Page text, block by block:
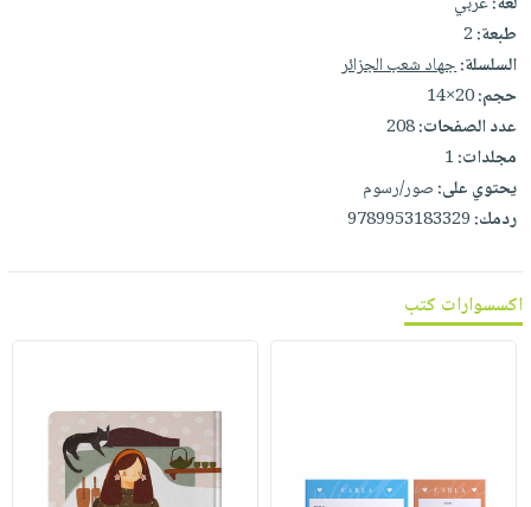
طبعة:2
السلسلة:جهاد شعب الجزائر
حجم:20×14
عدد الصفحات:208
مجلدات:1
يحتوي على:صور/رسوم
ردمك:9789953183329
اكسسوارات كتب